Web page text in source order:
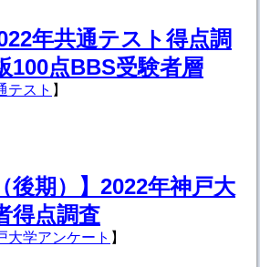
年共通テスト得点調
100点BBS受験者層
テスト 】
後期）】2022年神戸大
得点調査
大学アンケート 】